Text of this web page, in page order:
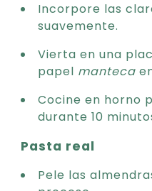
Incorpore las
suavemente.
Vierta en una
papel manteca
Cocine en horno
durante 10
Pasta real
Pele las